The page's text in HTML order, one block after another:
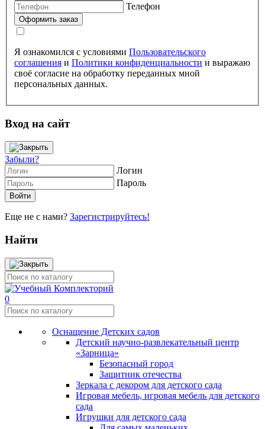
Телефон
Я ознакомился с условиями Пользовательского
соглашения и Политики конфиденциальности и выражаю
своё согласие на обработку переданных мной
персональных данных.
Вход на сайт
Забыли?
Логин
Пароль
Еще не с нами? Зарегистрируйтесь!
Найти
0
Оснащение Детских садов
Детский научно-развлекательный центр
«Зарница»
Безопасный город
Защитник отечества
Зеркала с декором для детского сада
Игровая мебель, игровая мебель для детского
сада
Игрушки для детского сада